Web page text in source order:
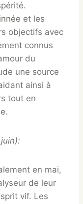
et les
objectifs avec
connus
du
une source
ainsi à
tout en
en mai,
de leur
vif. Les